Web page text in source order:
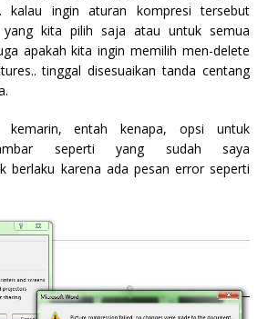
kalau ingin aturan kompresi tersebut
kita pilih saja atau untuk semua
apakah kita ingin memilih men-delete
tinggal disesuaikan tanda centang
entah kenapa, opsi untuk
seperti yang sudah saya
berlaku karena ada pesan error seperti